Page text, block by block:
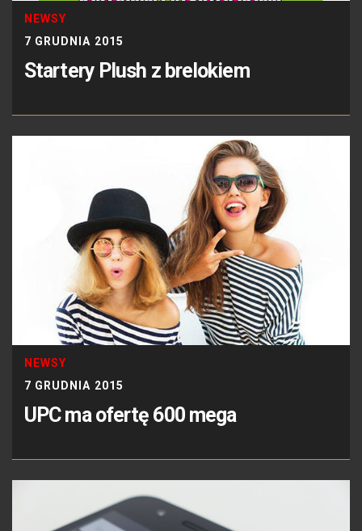
NEWSY
7 GRUDNIA 2015
Startery Plush z brelokiem
NEWSY
7 GRUDNIA 2015
UPC ma ofertę 600 mega